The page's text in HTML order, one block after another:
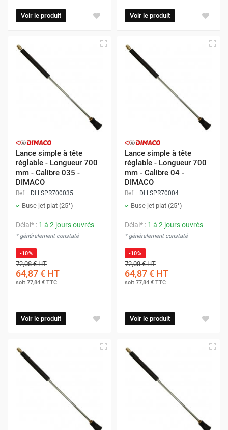
Voir le produit Voir le produit
Lance simple à tête
réglable - Longueur 700
mm - Calibre 035 -
DIMACO
Réf. : DI LSPR700035
Buse jet plat (25°)
Délai* : 1 à 2 jours ouvrés
* généralement constaté
-10%
72,08 €HT
64,87 € HT
soit 77,84 € TTC
Voir le produit
Lance simple à tête
réglable - Longueur 700
mm - Calibre 04 -
DIMACO
Réf. : DI LSPR70004
Buse jet plat (25°)
Délai* : 1 à 2 jours ouvrés
* généralement constaté
-10%
72,08 €HT
64,87 € HT
soit 77,84 € TTC
Voir le produit